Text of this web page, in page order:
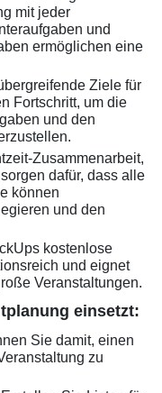
mit jeder
und
ermöglichen eine
Ziele für
Fortschritt, um die
und den
Zusammenarbeit,
dafür, dass alle
können
und den
kostenlose
und eignet
Veranstaltungen.
einsetzt:
Sie damit, einen
zu